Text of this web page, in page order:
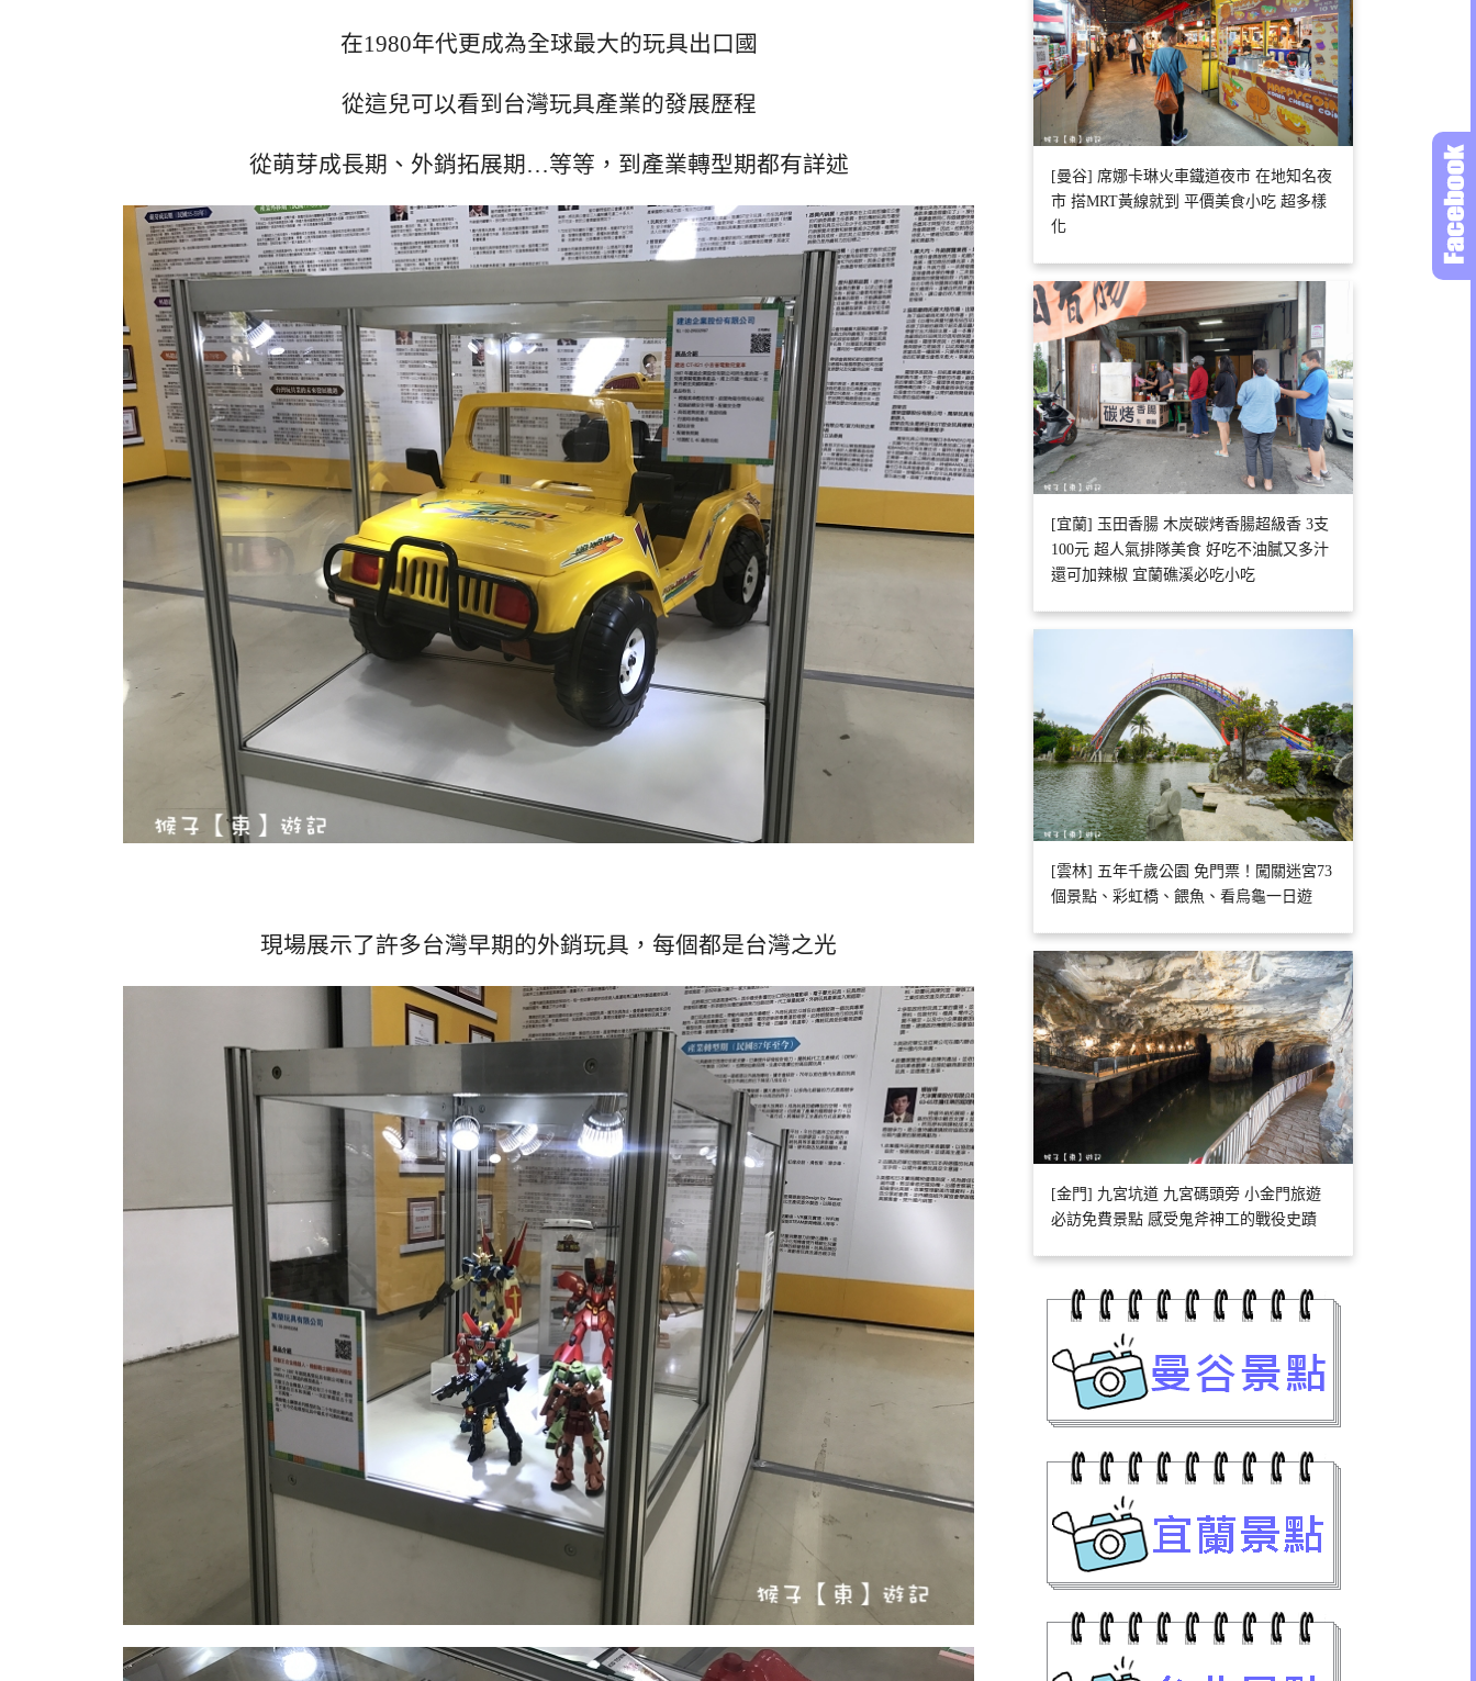
在1980年代更成為全球最大的玩具出口國
從這兒可以看到台灣玩具產業的發展歷程
從萌芽成長期、外銷拓展期…等等，到產業轉型期都有詳述
現場展示了許多台灣早期的外銷玩具，每個都是台灣之光
[曼谷] 席娜卡琳火車鐵道夜市 在地知名夜
市 搭MRT黃線就到 平價美食小吃 超多樣
化
[宜蘭] 玉田香腸 木炭碳烤香腸超級香 3支
100元 超人氣排隊美食 好吃不油膩又多汁
還可加辣椒 宜蘭礁溪必吃小吃
[雲林] 五年千歲公園 免門票！闖關迷宮73
個景點、彩虹橋、餵魚、看烏龜一日遊
[金門] 九宮坑道 九宮碼頭旁 小金門旅遊
必訪免費景點 感受鬼斧神工的戰役史蹟